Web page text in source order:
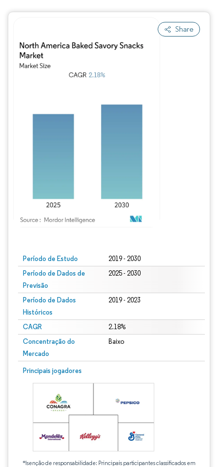
Share
Período de Estudo 2019 - 2030
Período de Dados de
Previsão
2025 - 2030
Período de Dados
Históricos
2019 - 2023
CAGR 2.18%
Concentração do
Mercado
Baixo
Principais jogadores
*Isenção de responsabilidade: Principais participantes classificados em